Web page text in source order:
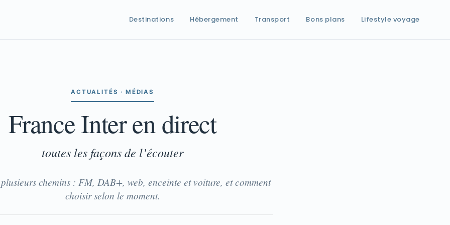
Destinations Hébergement Transport Bons plans Lifestyle voyage
ACTUALITÉS · MÉDIAS
France Inter en direct
toutes les façons de l’écouter
chemins : FM, DAB+, web, enceinte et voiture, et comment
choisir selon le moment.